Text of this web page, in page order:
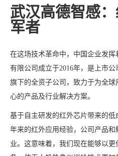
武汉高德智感
军者
在这场技术革命中，中国企业发
有限公司成立于2016年，是上市公
旗下的全资子公司，致力于为全
心的产品及行业解决方案。
基于自主研发的红外芯片带来的
年来的红外应用经验，公司产品
业。这意味着，我们现在能够以